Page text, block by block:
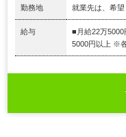
勤務地 就業先は、希望
給与
■月給22万
5000円以上 ※